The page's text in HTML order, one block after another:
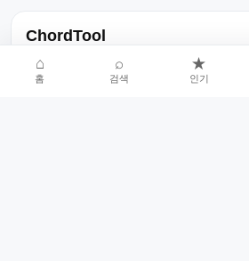
ChordTool
노래 가사, 곡 정보, 코드, 악보를 한곳에서
서비스입니다.
⌂
홈
⌕
검색
★
인기